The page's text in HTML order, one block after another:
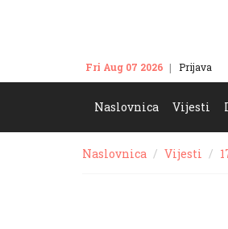
Fri Aug 07 2026 Prijava
Naslovnica Vijesti
Naslovnica Vijesti